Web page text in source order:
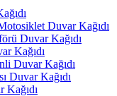
Duvar Kağıdı
Duvar Kağıdı
Kağıdı
Duvar Kağıdı
Duvar Kağıdı
Kağıdı